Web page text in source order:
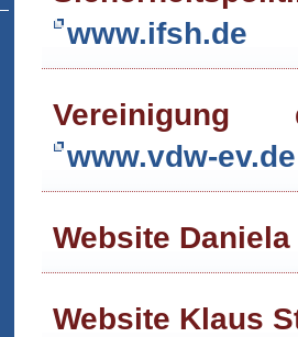
www.ifsh.de
Vereinigung
www.vdw-ev.de
Website Daniela
Website Klaus